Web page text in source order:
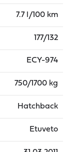
7.7 l/100 km
177/132
ECY-974
750/1700 kg
Hatchback
Etuveto